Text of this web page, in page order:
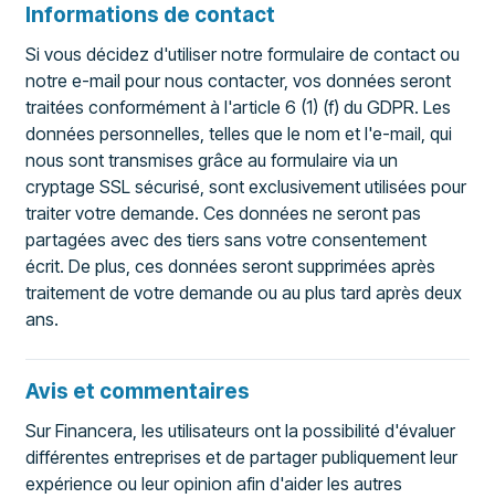
Informations de contact
Si vous décidez d'utiliser notre formulaire de contact ou
notre e-mail pour nous contacter, vos données seront
traitées conformément à l'article 6 (1) (f) du GDPR. Les
données personnelles, telles que le nom et l'e-mail, qui
nous sont transmises grâce au formulaire via un
cryptage SSL sécurisé, sont exclusivement utilisées pour
traiter votre demande. Ces données ne seront pas
partagées avec des tiers sans votre consentement
écrit. De plus, ces données seront supprimées après
traitement de votre demande ou au plus tard après deux
ans.
Avis et commentaires
Sur Financera, les utilisateurs ont la possibilité d'évaluer
différentes entreprises et de partager publiquement leur
expérience ou leur opinion afin d'aider les autres